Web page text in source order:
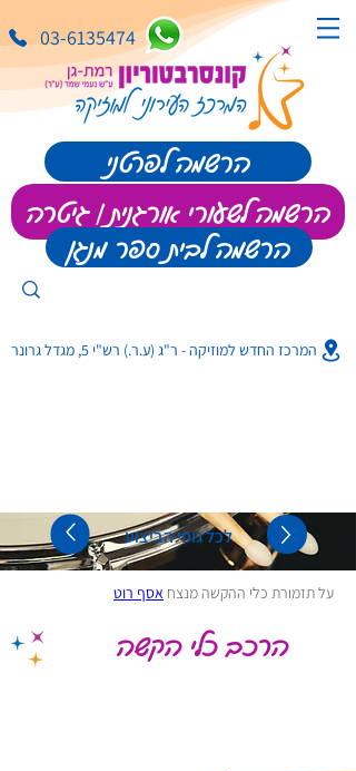
03-6135474
הרשמה לשעורי אורגנית | גיטרה
הרשמה לבית ספר מנגן
הרשמה לפרטני
המרכז החדש למוזיקה - ר"ג (ע.ר.) רש"י 5, מגדל גרונר
לכל גופי הביצוע
על תזמורת כלי ההקשה מנצח אסף רוט
הרכב כלי הקשה